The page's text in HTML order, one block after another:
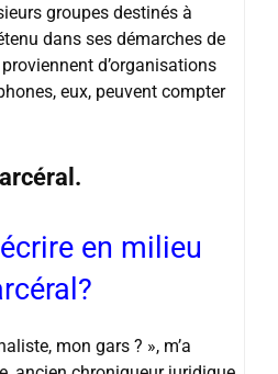
groupes destinés à
dans ses démarches de
d’organisations
eux, peuvent compter
en milieu
mon gars ? », m’a